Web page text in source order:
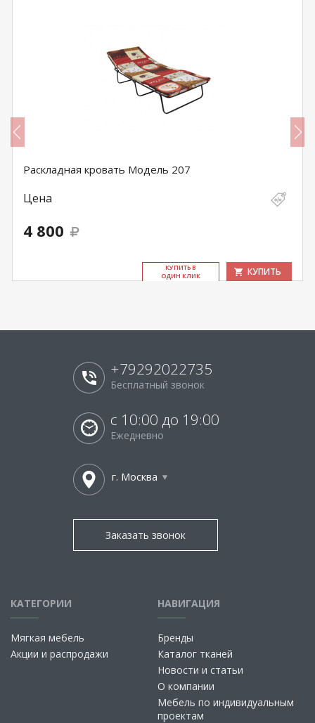
Раскладная кровать Модель 207
Цена
4 800
КУ­ПИТЬ В
ОДИН КЛИК
КУПИТЬ
+79292022735
Бесплатный звонок
с 10:00 до 19:00
Ежедневно
г. Москва
Заказать звонок
КАТЕГОРИИ
Мягкая мебель
Акции и распродажи
НАВИГАЦИЯ
Бренды
Каталог тканей
Новости и статьи
О компании
Мебель по индивидуальным
проектам